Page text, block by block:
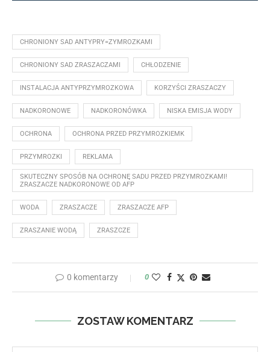
CHRONIONY SAD ANTYPRY=ZYMROZKAMI
CHRONIONY SAD ZRASZACZAMI CHŁODZENIE
INSTALACJA ANTYPRZYMROZKOWA KORZYŚCI ZRASZACZY
NADKORONOWE NADKORONÓWKA NISKA EMISJA WODY
OCHRONA OCHRONA PRZED PRZYMROZKIEMK
PRZYMROZKI REKLAMA
SKUTECZNY SPOSÓB NA OCHRONĘ SADU PRZED PRZYMROZKAMI!
ZRASZACZE NADKORONOWE OD AFP
WODA ZRASZACZE ZRASZACZE AFP
ZRASZANIE WODĄ ZRASZCZE
0 komentarzy 0
ZOSTAW KOMENTARZ